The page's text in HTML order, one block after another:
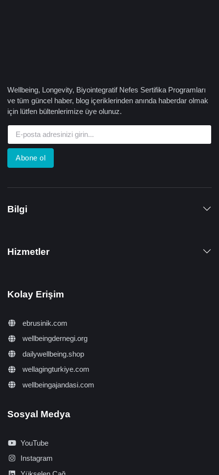
Wellbeing, Longevity, Biyointegratif Nefes Sertifika Programları
ve tüm güncel haber, blog içeriklerinden anında haberdar olmak
için lütfen bültenlerimize üye olunuz.
Abone ol
Bilgi
Hizmetler
Kolay Erişim
ebrusinik.com
wellbeingdernegi.org
dailywellbeing.shop
wellagingturkiye.com
wellbeingajandasi.com
Sosyal Medya
YouTube
Instagram